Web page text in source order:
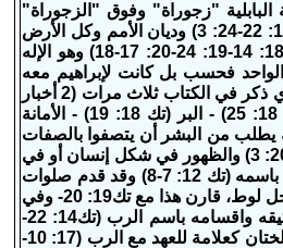
"زجوراة" وفوق "الزجوراة"
معبد للإله "نانار". أما إبراهيم فقد آمن بالإله الواحد مالك السماء والأرض وإلههما (تك 14: 22-24: 3) وديان الأمم وكل الأرض
(تك 15: 14-18: 25) والذي كل قوات الطبيعة طوع أمره ولا يستحيل عليه شيء (تك 18: 14-19: 24-20: 17-18) وهو الإله
يكن الله لإبراهيم الإله الواحد فحسب بل كانت لإبراهيم معه
علاقة شخصية وشركة روحية قوية (تك24: 14) ولذلك نال إبراهيم لقب "خليل الله" الذي ذكر في الكتاب ثلاث مرات (2 أخبار
20: 7 واش 41: 8 ويع2: 23) أما صفات الله التي نسبها إبراهيم إليه فهي: العدل (تك 18: 25) - البر (تك 18: 19) - الأمانة
تك 20: 6) وقد آمن إبراهيم أن الله يطلب من البشر أن يتصفوا بالصفات
الخلقية التي لله (تك 18: 19) وقد أعلن الله ذاته لإبراهيم في الرؤى والأحلام (تك 15: 1-20: 3) والظهور في شكل إنسان أو في
شخص ملاك الرب (تك18: 1-22: 11) وحيثما سكن إبراهيم كان يقيم مذبحًا للرب ويدعو باسمه (تك 12: 7-8) وقد قدم صلوات
تشفعية لأجل الآخرين ففي تك 17: 20 صلى لأجل إسماعيل وفي تك 18: 23-32 تشفع لأجل لوط، قارن هذا مع تك19: 20- وفي
تك 20: 17 صلى لأجل أبيمالك وذلك لأنه عرف بأنه نبي. وقد عمل إبراهيم عهوده ومواثيقه واقسامه باسم الرب (تك14: 22-
21: 23-24: 3) وقد قدم عشوره لملكي صادق كاهن الله العلي (تك14: 20) وقد مارس الختان كعلامة للعهد مع الرب (17: 10-